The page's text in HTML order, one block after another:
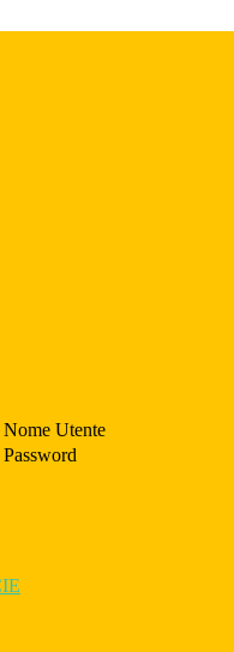
Nome Utente
Password